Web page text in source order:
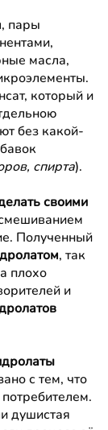
пары
масла,
который и
без какой-
спирта).
своими
Полученный
, так
плохо
и
с тем, что
душистая